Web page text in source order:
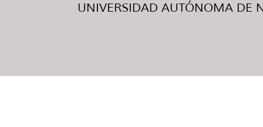
UNIVERSIDAD AUTÓNOMA DE